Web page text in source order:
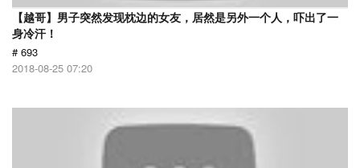
【越哥】男子突然发现枕边的女友，居然是另外一个人，吓出了一
身冷汗！
# 693
2018-08-25 07:20